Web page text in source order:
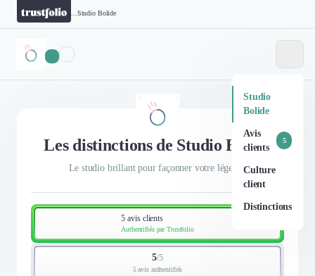
Studio Bolide
Studio
Bolide
Avis
clients
5
Culture
client
Distinctions
Les distinctions de Studio Bolide
Le studio brillant pour façonner votre légende
5 avis clients
Authentifiés par Trustfolio
5/5
5 avis authentifiés